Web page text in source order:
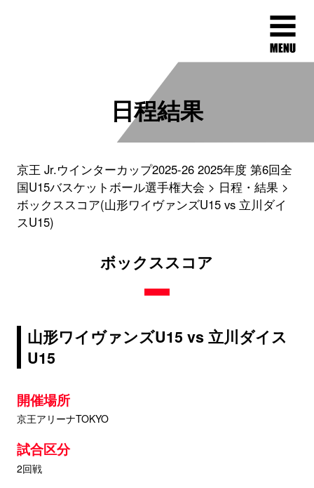
日程結果
京王 Jr.ウインターカップ2025-26 2025年度 第6回全
国U15バスケットボール選手権大会
日程・結果
ボックススコア(山形ワイヴァンズU15 vs 立川ダイ
スU15)
ボックススコア
山形ワイヴァンズU15 vs 立川ダイス
U15
開催場所
京王アリーナTOKYO
試合区分
2回戦